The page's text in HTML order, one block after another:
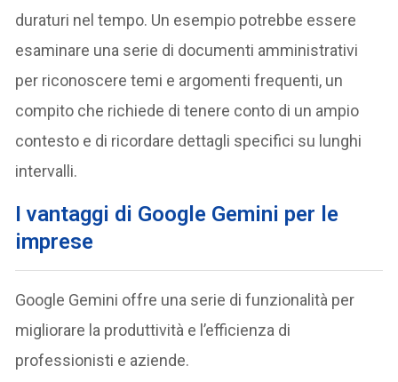
duraturi nel tempo. Un esempio potrebbe essere
esaminare una serie di documenti amministrativi
per riconoscere temi e argomenti frequenti, un
compito che richiede di tenere conto di un ampio
contesto e di ricordare dettagli specifici su lunghi
intervalli.
I vantaggi di Google Gemini per le
imprese
Google Gemini offre una serie di funzionalità per
migliorare la produttività e l’efficienza di
professionisti e aziende.